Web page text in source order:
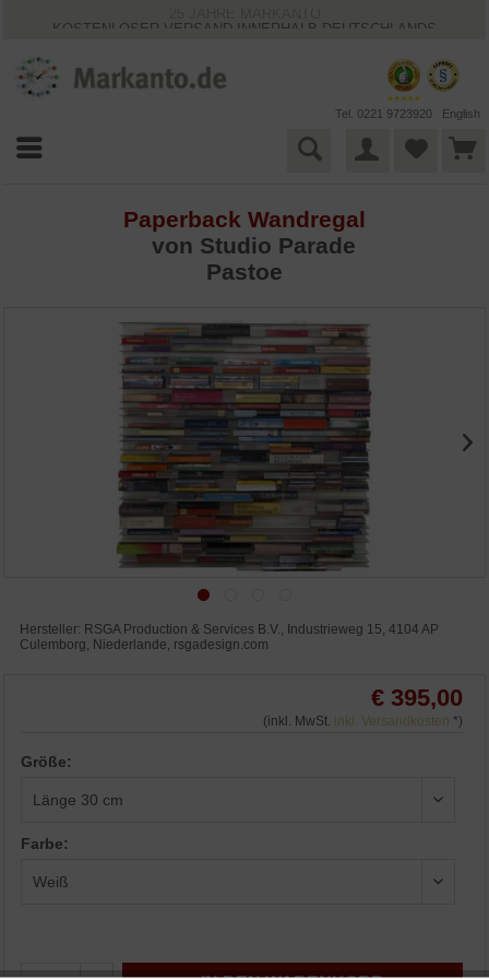
KOSTENLOSER VERSAND INNERHALB DEUTSCHLANDS
VIELFÄLTIGE ZAHLUNGSMÖGLICHKEITEN
BESTPRICE-GARANTIE
Tel. 0221 9723920 English
Paperback Wandregal
von Studio Parade
Pastoe
Hersteller: RSGA Production & Services B.V., Industrieweg 15, 4104 AP
Culemborg, Niederlande, rsgadesign.com
€ 395,00
(inkl. MwSt. inkl. Versandkosten *)
Größe:
Farbe: